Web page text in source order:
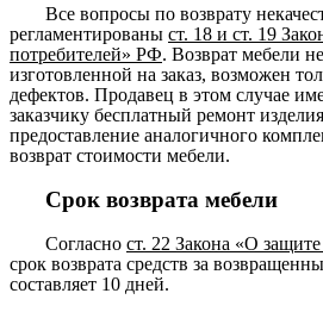
Все вопросы по возврату
регламентированы ст. 18 и ст. 19
потребителей» РФ. Возврат мебели
изготовленной на заказ, возможен
дефектов. Продавец в этом случае
заказчику бесплатный ремонт
предоставление аналогичного
возврат стоимости мебели.
Срок возврата мебели
Согласно ст. 22 Закона «О
срок возврата средств за
составляет 10 дней.